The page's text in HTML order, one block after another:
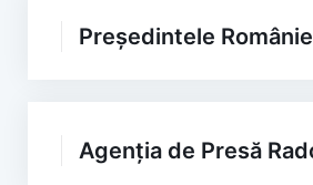
Președintele
Agenția de Presă